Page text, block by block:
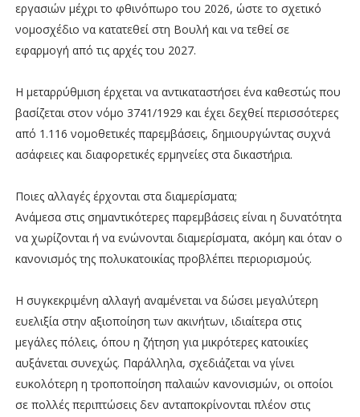
εργασιών μέχρι το φθινόπωρο του 2026, ώστε το σχετικό
νομοσχέδιο να κατατεθεί στη Βουλή και να τεθεί σε
εφαρμογή από τις αρχές του 2027.
Η μεταρρύθμιση έρχεται να αντικαταστήσει ένα καθεστώς που
βασίζεται στον νόμο 3741/1929 και έχει δεχθεί περισσότερες
από 1.116 νομοθετικές παρεμβάσεις, δημιουργώντας συχνά
ασάφειες και διαφορετικές ερμηνείες στα δικαστήρια.
Ποιες αλλαγές έρχονται στα διαμερίσματα;
Ανάμεσα στις σημαντικότερες παρεμβάσεις είναι η δυνατότητα
να χωρίζονται ή να ενώνονται διαμερίσματα, ακόμη και όταν ο
κανονισμός της πολυκατοικίας προβλέπει περιορισμούς.
Η συγκεκριμένη αλλαγή αναμένεται να δώσει μεγαλύτερη
ευελιξία στην αξιοποίηση των ακινήτων, ιδιαίτερα στις
μεγάλες πόλεις, όπου η ζήτηση για μικρότερες κατοικίες
αυξάνεται συνεχώς. Παράλληλα, σχεδιάζεται να γίνει
ευκολότερη η τροποποίηση παλαιών κανονισμών, οι οποίοι
σε πολλές περιπτώσεις δεν ανταποκρίνονται πλέον στις